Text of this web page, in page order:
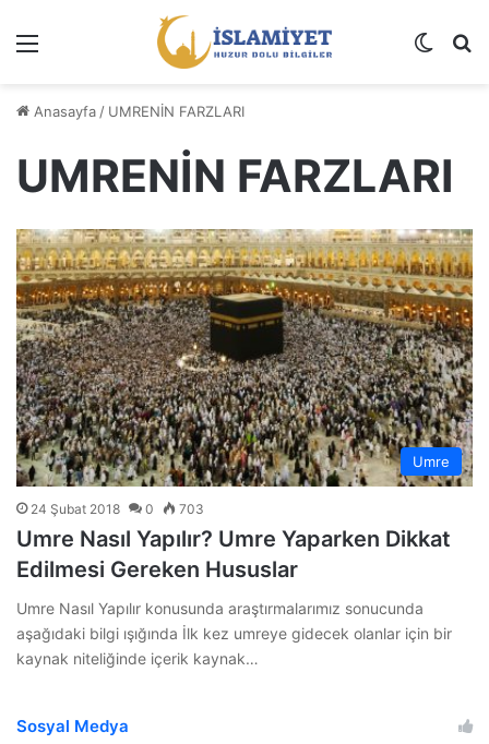
Dış
Anasayfa / UMRENİN FARZLARI
UMRENİN FARZLARI
Umre
24 Şubat 2018 0 703
Umre Nasıl Yapılır? Umre Yaparken Dikkat
Edilmesi Gereken Hususlar
Umre Nasıl Yapılır konusunda araştırmalarımız sonucunda
aşağıdaki bilgi ışığında İlk kez umreye gidecek olanlar için bir
kaynak niteliğinde içerik kaynak…
Sosyal Medya